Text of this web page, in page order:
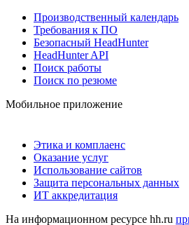
Производственный календарь
Требования к ПО
Безопасный HeadHunter
HeadHunter API
Поиск работы
Поиск по резюме
Мобильное приложение
Этика и комплаенс
Оказание услуг
Использование сайтов
Защита персональных данных
ИТ аккредитация
На информационном ресурсе hh.ru